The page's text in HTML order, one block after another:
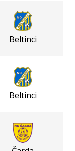
Beltinci
Beltinci